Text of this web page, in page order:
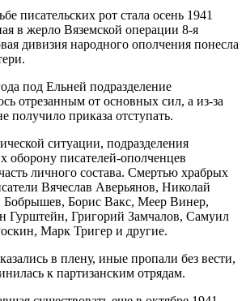
писательских рот стала осень 1941
в жерло Вяземской операции 8-я
дивизия народного ополчения понесла
под Ельней подразделение
отрезанным от основных сил, а из-за
получило приказа отступать.
ситуации, подразделения
оборону писателей-ополченцев
личного состава. Смертью храбрых
Вячеслав Аверьянов, Николай
Борис Вакс, Меер Винер,
Гурштейн, Григорий Замчалов, Самуил
Марк Тригер и другие.
в плену, иные пропали без вести,
к партизанским отрядам.